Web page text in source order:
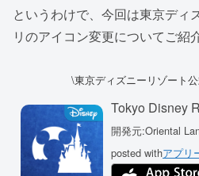
というわけで、今回は東京ディ
リのアイコン変更についてご紹
\東京ディズニーリゾート
Tokyo Disney
開発元:Oriental
posted withアプリ